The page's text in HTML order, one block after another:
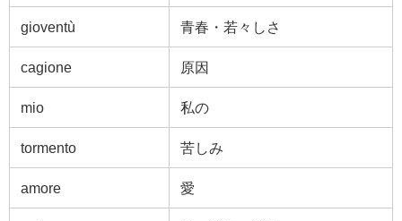
gioventù 青春・若々しさ
cagione 原因
mio 私の
tormento 苦しみ
amore 愛